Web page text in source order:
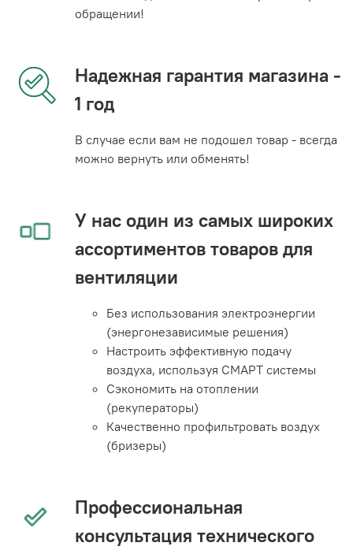
обращении!
Надежная гарантия магазина -
1 год
В случае если вам не подошел товар - всегда
можно вернуть или обменять!
У нас один из самых широких
ассортиментов товаров для
вентиляции
Без использования электроэнергии
(энергонезависимые решения)
Настроить эффективную подачу
воздуха, используя СМАРТ системы
Сэкономить на отоплении
(рекуператоры)
Качественно профильтровать воздух
(бризеры)
Профессиональная
консультация технического